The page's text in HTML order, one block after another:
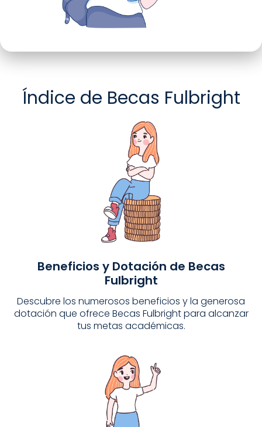
Índice de Becas Fulbright
Beneficios y Dotación de Becas
Fulbright
Descubre los numerosos beneficios y la generosa
dotación que ofrece Becas Fulbright para alcanzar
tus metas académicas.